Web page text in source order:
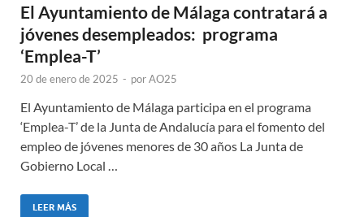
El Ayuntamiento de Málaga contratará a
jóvenes desempleados: programa
‘Emplea-T’
20 de enero de 2025 - porAO25
El Ayuntamiento de Málaga participa en el programa
‘Emplea-T’ de la Junta de Andalucía para el fomento del
empleo de jóvenes menores de 30 años La Junta de
Gobierno Local …
LEER MÁS